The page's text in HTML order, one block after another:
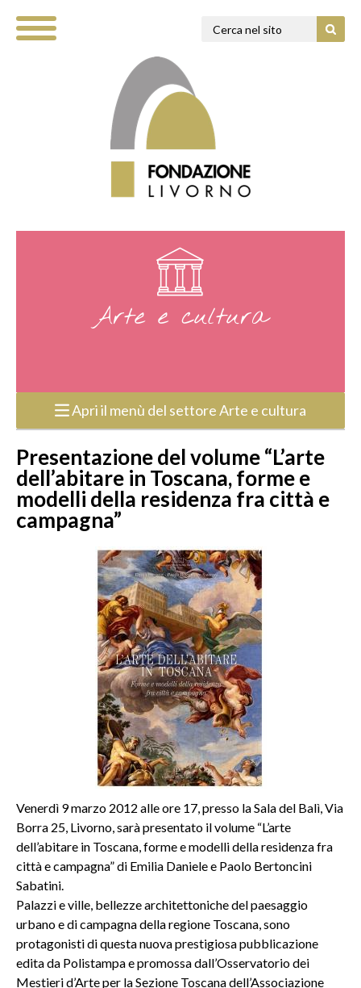
Arte e cultura
Apri il menù del settore Arte e cultura
Presentazione del volume “L’arte
dell’abitare in Toscana, forme e
modelli della residenza fra città e
campagna”
Venerdì 9 marzo 2012 alle ore 17, presso la Sala del Balì, Via
Borra 25, Livorno, sarà presentato il volume “L’arte
dell’abitare in Toscana, forme e modelli della residenza fra
città e campagna” di Emilia Daniele e Paolo Bertoncini
Sabatini.
Palazzi e ville, bellezze architettoniche del paesaggio
urbano e di campagna della regione Toscana, sono
protagonisti di questa nuova prestigiosa pubblicazione
edita da Polistampa e promossa dall’Osservatorio dei
Mestieri d’Arte per la Sezione Toscana dell’Associazione